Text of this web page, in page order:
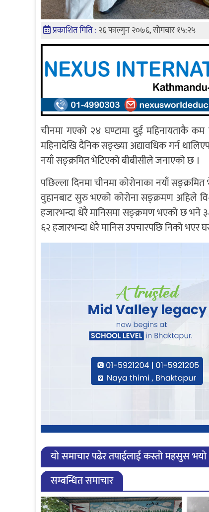
प्रकाशित मिति : २६ फाल्गुन २०७६, सोमबार १५:२५
चीनमा गएको २४ घण्टामा दुई महिनायताकै
महिनादेखि दैनिक सङ्ख्या अद्यावधिक गर्न
नयाँ सङ्क्रमित भेटिएको बीबीसीले जनाएको छ ।
पछिल्ला दिनमा चीनमा कोरोनाका नयाँ
वुहानबाट सुरु भएको कोरोना सङ्क्रमण अहिले
हजारभन्दा धेरै मानिसमा सङ्क्रमण भएको छ भने
६२ हजारभन्दा धेरै मानिस उपचारपछि निको भएर
यो समाचार पढेर तपाईलाई कस्तो महसुस भयो
सम्बन्धित समाचार